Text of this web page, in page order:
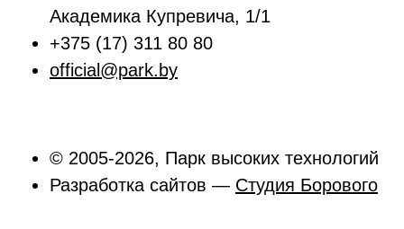
Академика Купревича, 1/1
+375 (17) 311 80 80
official@park.by
© 2005-2026, Парк высоких технологий
Разработка сайтов — Студия Борового